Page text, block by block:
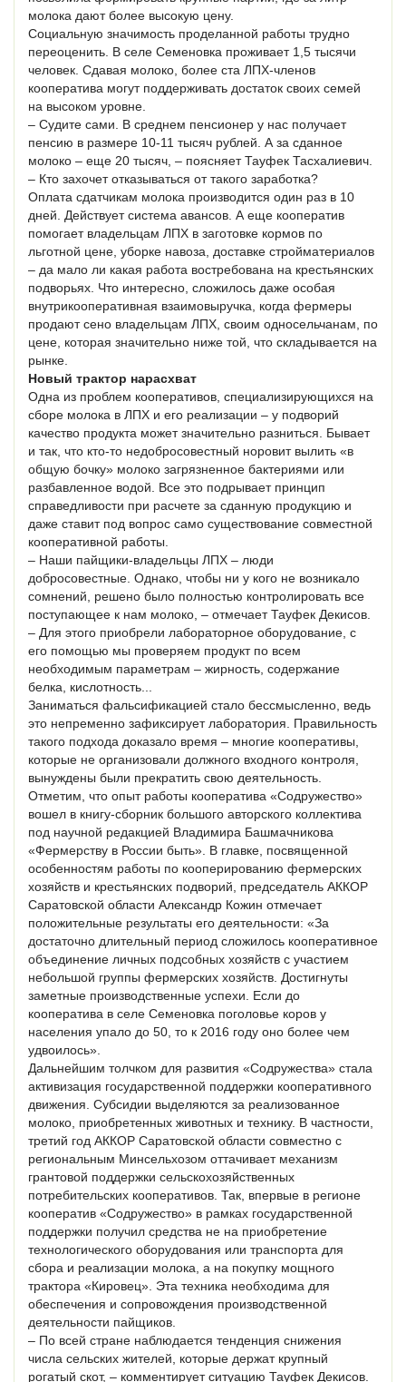
молока дают более высокую цену.
Социальную значимость проделанной работы трудно
переоценить. В селе Семеновка проживает 1,5 тысячи
человек. Сдавая молоко, более ста ЛПХ-членов
кооператива могут поддерживать достаток своих семей
на высоком уровне.
– Судите сами. В среднем пенсионер у нас получает
пенсию в размере 10-11 тысяч рублей. А за сданное
молоко – еще 20 тысяч, – поясняет Тауфек Тасхалиевич.
– Кто захочет отказываться от такого заработка?
Оплата сдатчикам молока производится один раз в 10
дней. Действует система авансов. А еще кооператив
помогает владельцам ЛПХ в заготовке кормов по
льготной цене, уборке навоза, доставке стройматериалов
– да мало ли какая работа востребована на крестьянских
подворьях. Что интересно, сложилось даже особая
внутрикооперативная взаимовыручка, когда фермеры
продают сено владельцам ЛПХ, своим односельчанам, по
цене, которая значительно ниже той, что складывается на
рынке.
Новый трактор нарасхват
Одна из проблем кооперативов, специализирующихся на
сборе молока в ЛПХ и его реализации – у подворий
качество продукта может значительно разниться. Бывает
и так, что кто-то недобросовестный норовит вылить «в
общую бочку» молоко загрязненное бактериями или
разбавленное водой. Все это подрывает принцип
справедливости при расчете за сданную продукцию и
даже ставит под вопрос само существование совместной
кооперативной работы.
– Наши пайщики-владельцы ЛПХ – люди
добросовестные. Однако, чтобы ни у кого не возникало
сомнений, решено было полностью контролировать все
поступающее к нам молоко, – отмечает Тауфек Декисов.
– Для этого приобрели лабораторное оборудование, с
его помощью мы проверяем продукт по всем
необходимым параметрам – жирность, содержание
белка, кислотность...
Заниматься фальсификацией стало бессмысленно, ведь
это непременно зафиксирует лаборатория. Правильность
такого подхода доказало время – многие кооперативы,
которые не организовали должного входного контроля,
вынуждены были прекратить свою деятельность.
Отметим, что опыт работы кооператива «Содружество»
вошел в книгу-сборник большого авторского коллектива
под научной редакцией Владимира Башмачникова
«Фермерству в России быть». В главке, посвященной
особенностям работы по кооперированию фермерских
хозяйств и крестьянских подворий, председатель АККОР
Саратовской области Александр Кожин отмечает
положительные результаты его деятельности: «За
достаточно длительный период сложилось кооперативное
объединение личных подсобных хозяйств с участием
небольшой группы фермерских хозяйств. Достигнуты
заметные производственные успехи. Если до
кооператива в селе Семеновка поголовье коров у
населения упало до 50, то к 2016 году оно более чем
удвоилось».
Дальнейшим толчком для развития «Содружества» стала
активизация государственной поддержки кооперативного
движения. Субсидии выделяются за реализованное
молоко, приобретенных животных и технику. В частности,
третий год АККОР Саратовской области совместно с
региональным Минсельхозом оттачивает механизм
грантовой поддержки сельскохозяйственных
потребительских кооперативов. Так, впервые в регионе
кооператив «Содружество» в рамках государственной
поддержки получил средства не на приобретение
технологического оборудования или транспорта для
сбора и реализации молока, а на покупку мощного
трактора «Кировец». Эта техника необходима для
обеспечения и сопровождения производственной
деятельности пайщиков.
– По всей стране наблюдается тенденция снижения
числа сельских жителей, которые держат крупный
рогатый скот, – комментирует ситуацию Тауфек Декисов.